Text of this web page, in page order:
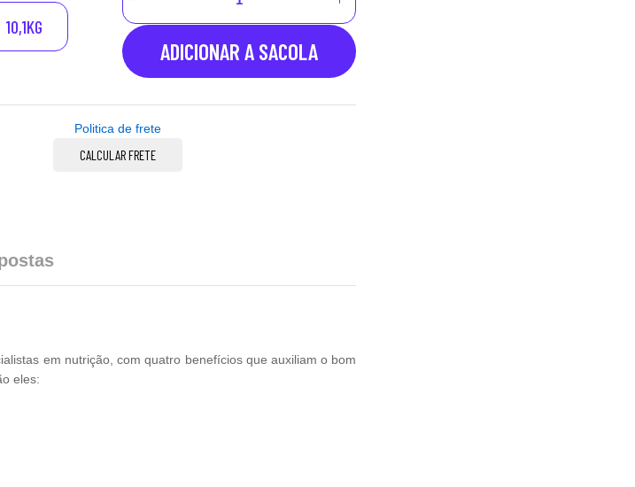
10,1KG
ADICIONAR A SACOLA
Politica de frete
CALCULAR FRETE
em nutrição, com quatro benefícios que auxiliam o bom
eles: